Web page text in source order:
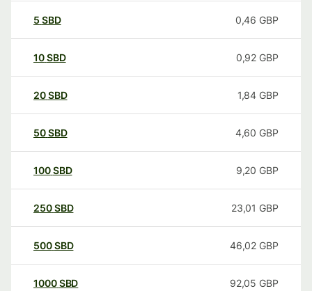
5 SBD 0,46 GBP
10SBD 0,92 GBP
20SBD 1,84 GBP
50SBD 4,60 GBP
100SBD 9,20 GBP
250SBD 23,01 GBP
500SBD 46,02 GBP
1000SBD 92,05 GBP